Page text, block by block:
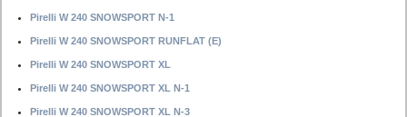
Pirelli W 240 SNOWSPORT N-1
Pirelli W 240 SNOWSPORT RUNFLAT (E)
Pirelli W 240 SNOWSPORT XL
Pirelli W 240 SNOWSPORT XL N-1
Pirelli W 240 SNOWSPORT XL N-3